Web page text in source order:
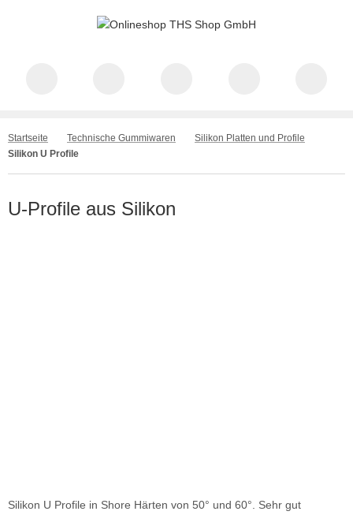
Startseite Technische Gummiwaren
Silikon Platten und Profile
Silikon U Profile
U-Profile aus Silikon
Silikon U Profile in Shore Härten von 50° und 60°. Sehr gut